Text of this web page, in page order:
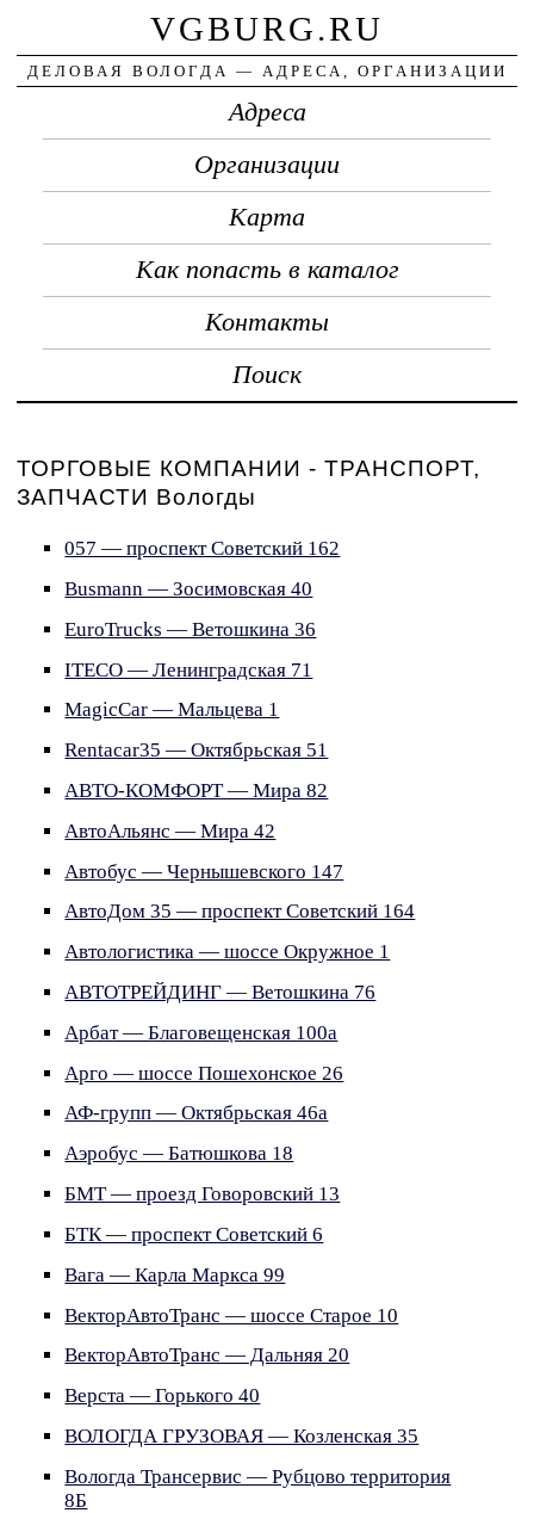
VGBURG.RU
ДЕЛОВАЯ ВОЛОГДА — АДРЕСА, ОРГАНИЗАЦИИ
Адреса
Организации
Карта
Как попасть в каталог
Контакты
Поиск
ТОРГОВЫЕ КОМПАНИИ - ТРАНСПОРТ,
ЗАПЧАСТИ Вологды
057 — проспект Советский 162
Busmann — Зосимовская 40
EuroTrucks — Ветошкина 36
ITECO — Ленинградская 71
MagicCar — Мальцева 1
Rentacar35 — Октябрьская 51
АВТО-КОМФОРТ — Мира 82
АвтоАльянс — Мира 42
Автобус — Чернышевского 147
АвтоДом 35 — проспект Советский 164
Автологистика — шоссе Окружное 1
АВТОТРЕЙДИНГ — Ветошкина 76
Арбат — Благовещенская 100а
Арго — шоссе Пошехонское 26
АФ-групп — Октябрьская 46а
Аэробус — Батюшкова 18
БМТ — проезд Говоровский 13
БТК — проспект Советский 6
Вага — Карла Маркса 99
ВекторАвтоТранс — шоссе Старое 10
ВекторАвтоТранс — Дальняя 20
Верста — Горького 40
ВОЛОГДА ГРУЗОВАЯ — Козленская 35
Вологда Трансервис — Рубцово территория
8Б